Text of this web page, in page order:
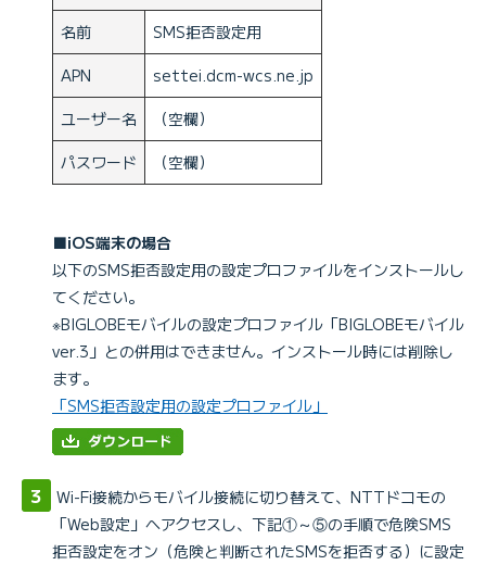
名前
SMS拒否設定用
APN
settei.dcm-wcs.ne.jp
ユーザー名
（空欄）
パスワード
（空欄）
■iOS端末の場合
以下のSMS拒否設定用の設定プロファイルをインストールし
てください。
※BIGLOBEモバイルの設定プロファイル「BIGLOBEモバイル
ver.3」との併用はできません。インストール時には削除し
ます。
「SMS拒否設定用の設定プロファイル」
Wi-Fi接続からモバイル接続に切り替えて、NTTドコモの
「Web設定」へアクセスし、下記①～⑤の手順で危険SMS
拒否設定をオン（危険と判断されたSMSを拒否する）に設定